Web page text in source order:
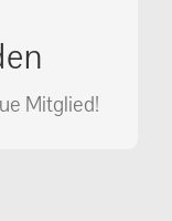
Mitglied!
als